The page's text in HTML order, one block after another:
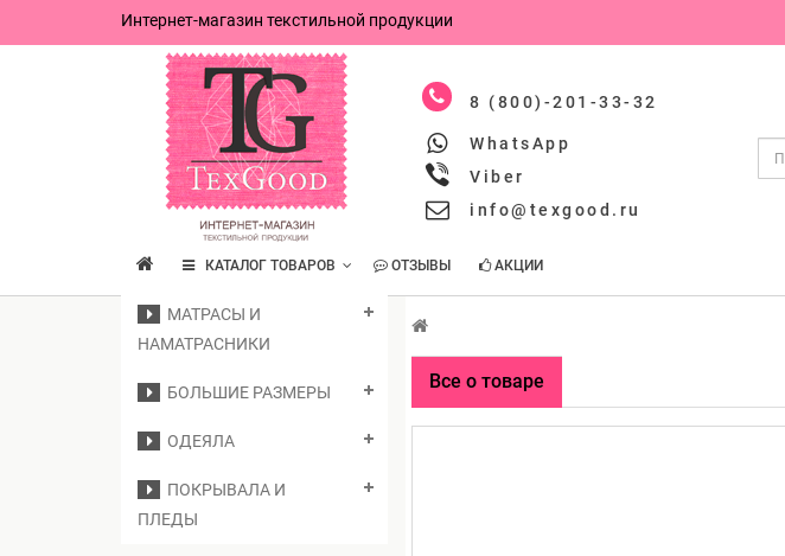
Интернет-магазин текстильной продукции
8 (800)-201-33-32
WhatsApp
Viber
info@texgood.ru
КАТАЛОГ ТОВАРОВ ОТЗЫВЫ АКЦИИ
МАТРАСЫ И
НАМАТРАСНИКИ
БОЛЬШИЕ РАЗМЕРЫ
ОДЕЯЛА
ПОКРЫВАЛА И
ПЛЕДЫ
Все о товаре